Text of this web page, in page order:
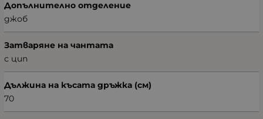
Допълнително отделение
джоб
Затваряне на чантата
с цип
Дължина на късата дръжка (см)
70